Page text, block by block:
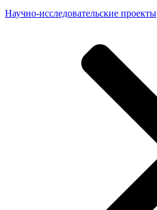
Научно-исследовательские проекты